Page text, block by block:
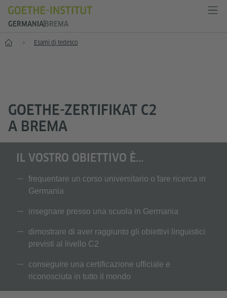
GERMANIA BREMA
-- Esami di tedesco
GOETHE-ZERTIFIKAT C2
A BREMA
IL VOSTRO OBIETTIVO È...
frequentare un corso universitario o fare ricerca in
Germania
insegnare presso una scuola in Germania
dimostrare di aver raggiunto gli obiettivi linguistici
previsti al livello C2
conseguire una certificazione ufficiale e
riconosciuta in tutto il mondo